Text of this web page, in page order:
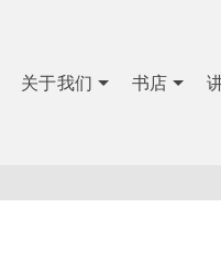
关于我们 书店